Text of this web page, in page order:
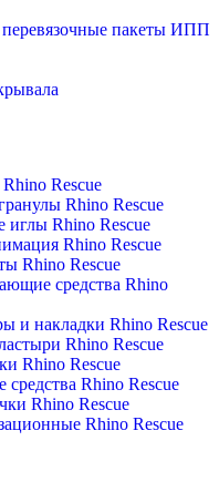
пакеты ИПП
Rescue
Rhino Rescue
иглы Rhino Rescue
Rhino Rescue
Rhino Rescue
средства Rhino
и накладки Rhino Rescue
Rhino Rescue
Rhino Rescue
Rhino Rescue
Rhino Rescue
Rhino Rescue